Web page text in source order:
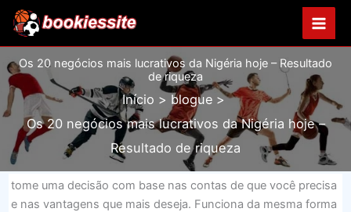
para
o
conteúdo
Os 20 negócios mais lucrativos da Nigéria hoje – Resultado
de riqueza
Início
blogue
Os 20 negócios mais lucrativos da Nigéria hoje –
Resultado de riqueza
tome uma decisão com base nas contas de que você precisa
e nas vantagens que mais deseja. Funciona da mesma forma